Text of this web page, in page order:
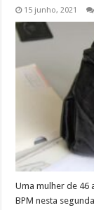
15 junho, 2021
Uma mulher de 46
BPM nesta